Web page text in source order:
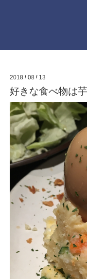
2018 / 08 / 13
好きな食べ物は